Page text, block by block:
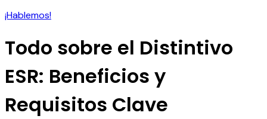
¡Hablemos!
Todo sobre el Distintivo
ESR: Beneficios y
Requisitos Clave